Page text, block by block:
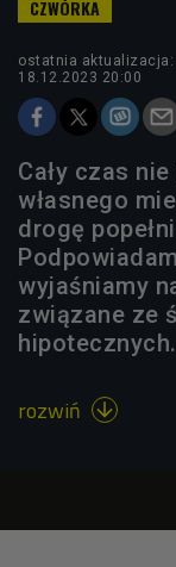
ostatnia aktualizacja:
18.12.2023 20:00
Cały czas
własnego
drogę
wyjaśniamy
związane ze
hipotecznych.
rozwiń 